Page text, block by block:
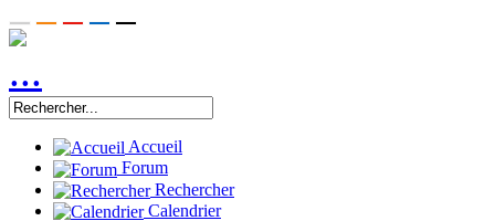
Accueil
Forum
Rechercher
Calendrier